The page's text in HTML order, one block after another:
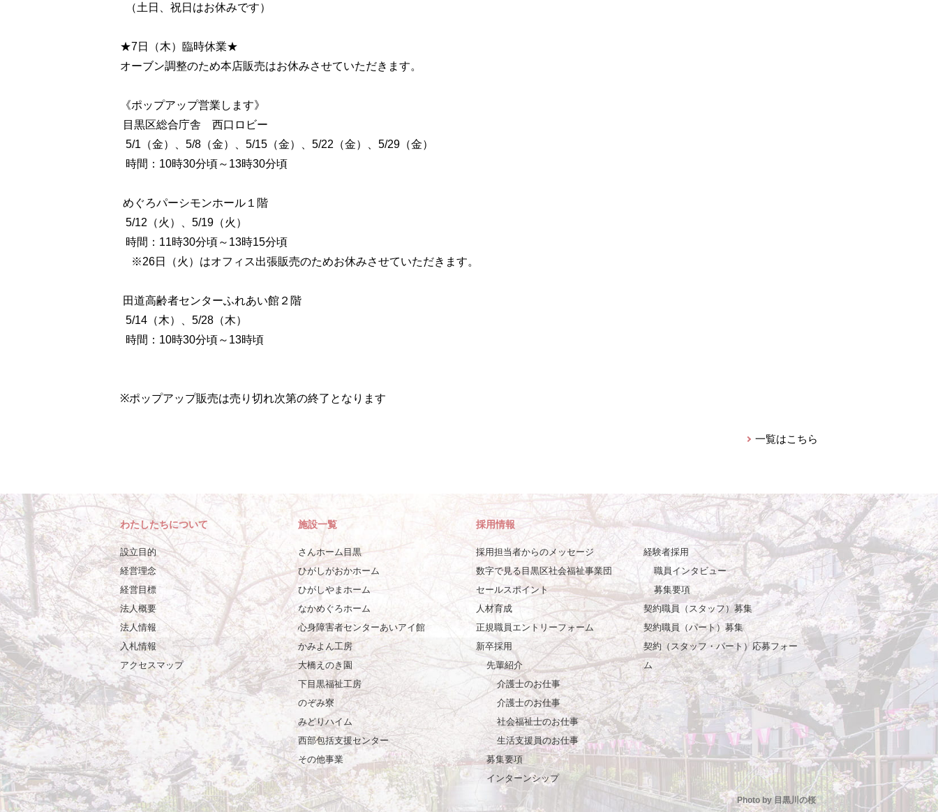
（土日、祝日はお休みです）
★7日（木）臨時休業★
オーブン調整のため本店販売はお休みさせていただきます。
《ポップアップ営業します》
目黒区総合庁舎 西口ロビー
5/1（金）、5/8（金）、5/15（金）、5/22（金）、5/29（金）
時間：10時30分頃～13時30分頃
めぐろパーシモンホール１階
5/12（火）、5/19（火）
時間：11時30分頃～13時15分頃
※26日（火）はオフィス出張販売のためお休みさせていただきます。
田道高齢者センターふれあい館２階
5/14（木）、5/28（木）
時間：10時30分頃～13時頃
※ポップアップ販売は売り切れ次第の終了となります
一覧はこちら
わたしたちについて
設立目的
経営理念
経営目標
法人概要
法人情報
入札情報
アクセスマップ
施設一覧
さんホーム目黒
ひがしがおかホーム
ひがしやまホーム
なかめぐろホーム
心身障害者センターあいアイ館
かみよん工房
大橋えのき園
下目黒福祉工房
のぞみ寮
みどりハイム
西部包括支援センター
その他事業
採用情報
採用担当者からのメッセージ
数字で見る目黒区社会福祉事業団
セールスポイント
人材育成
正規職員エントリーフォーム
新卒採用
先輩紹介
介護士のお仕事
介護士のお仕事
社会福祉士のお仕事
生活支援員のお仕事
募集要項
インターンシップ
経験者採用
職員インタビュー
募集要項
契約職員（スタッフ）募集
契約職員（パート）募集
契約（スタッフ・パート）応募フォー
ム